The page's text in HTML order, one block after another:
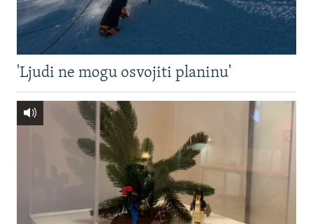
'Ljudi ne mogu osvojiti planinu'